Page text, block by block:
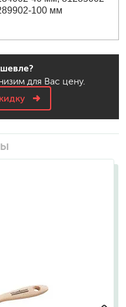
100 мм
для Вас цену.